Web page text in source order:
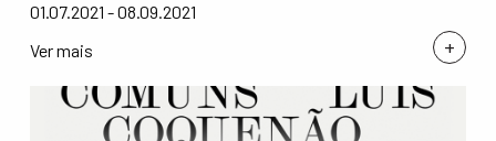
+
01.07.2021 - 08.09.2021
Ver mais